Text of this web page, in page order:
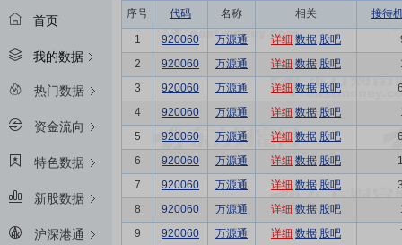
首页
我的数据
热门数据
资金流向
特色数据
新股数据
沪深港通
序号 代码 名称 相关 接待
1 920060 万源通 详细 数据 股吧
2
920060 万源通 详细 数据 股吧
3
920060 万源通 详细 数据 股吧
4
920060 万源通 详细 数据 股吧
5
920060 万源通 详细 数据 股吧
6
920060 万源通 详细 数据 股吧
7
920060 万源通 详细 数据 股吧
8
920060 万源通 详细 数据 股吧
9
920060 万源通 详细 数据 股吧